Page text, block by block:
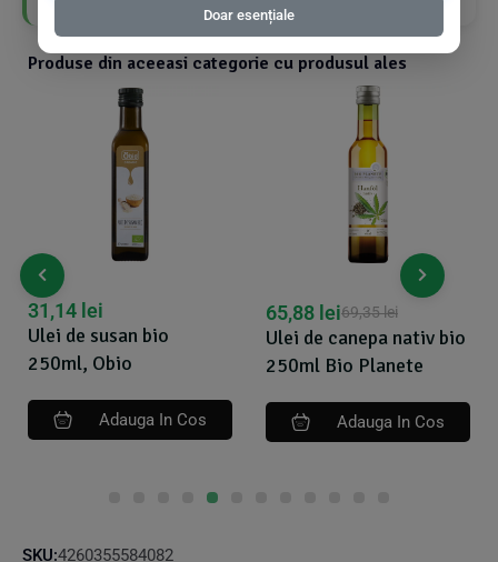
Produse din aceeasi categorie cu produsul ales
Ulei de susan bio
250ml, Obio
31,14 lei
Adauga In Cos
Ulei de canepa nativ bio
250ml Bio Planete
69,35lei
65,88 lei
Adauga In Cos
SKU:4260355584082
Doar esențiale